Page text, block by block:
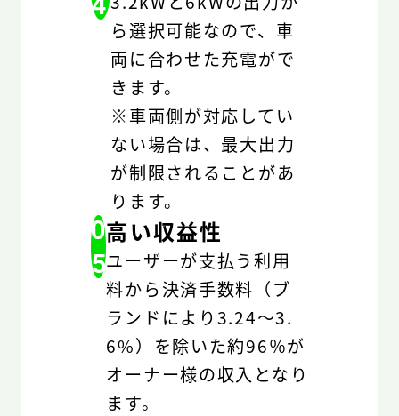
ら選択可能なので、車
両に合わせた充電がで
きます。
※車両側が対応してい
ない場合は、最大出力
が制限されることがあ
ります。
0
5
高い収益性
ユーザーが支払う利用
料から決済手数料（ブ
ランドにより3.24～3.
6%）を除いた約96％が
オーナー様の収入となり
ます。